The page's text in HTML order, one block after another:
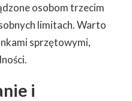
osobom trzecim
limitach. Warto
sprzętowymi,
i